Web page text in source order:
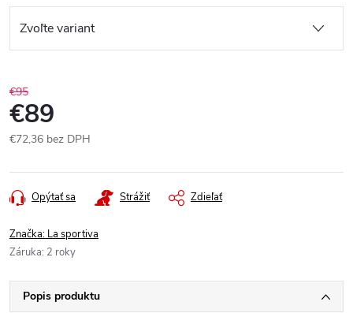
€95
€89
€72,36 bez DPH
cena:
Opýtať sa Strážiť Zdieľať
Značka: La sportiva
Záruka: 2 roky
Popis produktu